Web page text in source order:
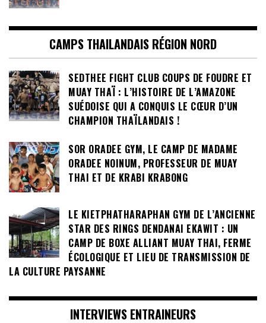
CAMPS THAILANDAIS RÉGION NORD
SEDTHEE FIGHT CLUB COUPS DE FOUDRE ET
MUAY THAÏ : L’HISTOIRE DE L’AMAZONE
SUÉDOISE QUI A CONQUIS LE CŒUR D’UN
CHAMPION THAÏLANDAIS !
SOR ORADEE GYM, LE CAMP DE MADAME
ORADEE NOINUM, PROFESSEUR DE MUAY
THAI ET DE KRABI KRABONG
LE KIETPHATHARAPHAN GYM DE L’ANCIENNE
STAR DES RINGS DENDANAI EKAWIT : UN
CAMP DE BOXE ALLIANT MUAY THAI, FERME
ÉCOLOGIQUE ET LIEU DE TRANSMISSION DE
LA CULTURE PAYSANNE
INTERVIEWS ENTRAINEURS